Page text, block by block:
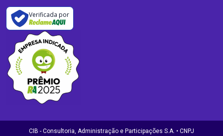
Verificada por
CIB - Consultoria, Administração e Participações S.A. • CNPJ